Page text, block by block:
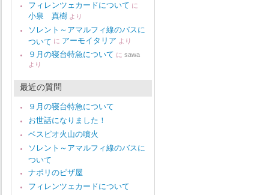
フィレンツェカードについて に
小泉 真樹 より
ソレント～アマルフィ線のバスに
ついて に アーモイタリア より
９月の寝台特急について に sawa
より
最近の質問
９月の寝台特急について
お世話になりました！
ベスピオ火山の噴火
ソレント～アマルフィ線のバスに
ついて
ナポリのピザ屋
フィレンツェカードについて